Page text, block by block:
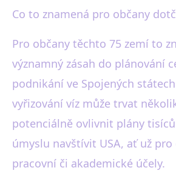
Co to znamená pro občany
Pro občany těchto 75 zemí to
významný zásah do plánování
podnikání ve Spojených
vyřizování víz může trvat
potenciálně ovlivnit plány
úmyslu navštívit USA, ať už pro
pracovní či akademické účely.